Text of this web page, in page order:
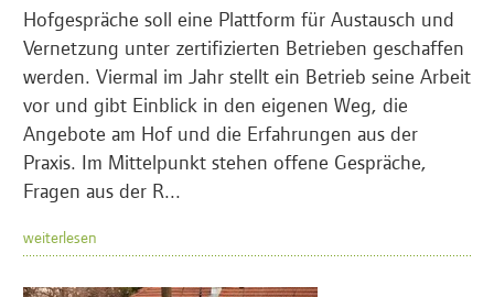
Hofgespräche soll eine Plattform für Austausch und
Vernetzung unter zertifizierten Betrieben geschaffen
werden. Viermal im Jahr stellt ein Betrieb seine Arbeit
vor und gibt Einblick in den eigenen Weg, die
Angebote am Hof und die Erfahrungen aus der
Praxis. Im Mittelpunkt stehen offene Gespräche,
Fragen aus der R...
weiterlesen